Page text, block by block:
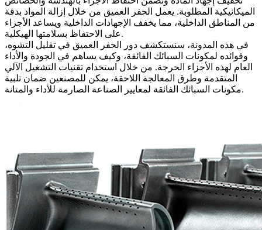
الميكانيكية المطلوبة. يعمل الحفر العميق من خلال إزالة المواد بدقة
من المناطق الداخلية، مما يخفف الإجهادات الداخلية ويساعد الأجزاء
على الاحتفاظ بسلامتها الهيكلية.
في هذه المدونة، سنستكشف دور الحفر العميق في تقليل التشوه،
وفوائده لمكونات السبائك الفائقة، وكيف يساهم في الجودة والأداء
العام لهذه الأجزاء الحرجة. من خلال استخدام تقنيات التشغيل الآلي
المتقدمة وطرق المعالجة اللاحقة، يمكن للمصنعين ضمان تلبية
مكونات السبائك الفائقة لمعايير الصناعة الصارمة للأداء والمتانة.